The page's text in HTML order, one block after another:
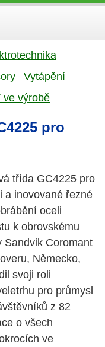
Vytápění
ve výrobě
pro
třída GC4225 pro
a inovované řezné
oceli
k obrovskému
Sandvik Coromant
Německo,
svoji roli
pro průmysl
z 82
o všech
ve